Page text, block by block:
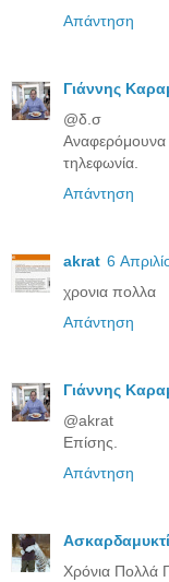
Απάντηση
Γιάννης
@δ.σ
Αναφερόμουνα
τηλεφωνία.
Απάντηση
akrat 6
χρονια πολλα
Απάντηση
Γιάννης
@akrat
Επίσης.
Απάντηση
Ασκαρδαμυκτί
Χρόνια Πολλά